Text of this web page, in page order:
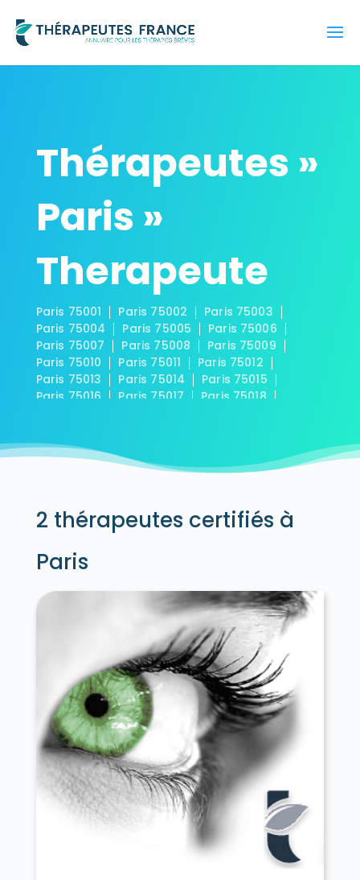
Thérapeutes »
Paris »
Therapeute
Paris 75001 Paris 75002
Paris 75003
Paris 75004
Paris 75005
Paris 75006
Paris 75007
Paris 75008
Paris 75009
Paris 75010
Paris 75011
Paris 75012
Paris 75013
Paris 75014
Paris 75015
Paris 75016
Paris 75017
Paris 75018
2 thérapeutes certifiés à
Paris